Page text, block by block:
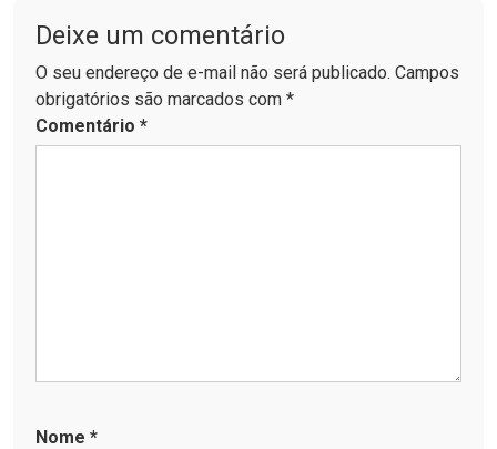
Deixe um comentário
O seu endereço de e-mail não será publicado. Campos
obrigatórios são marcados com *
Comentário *
Nome *